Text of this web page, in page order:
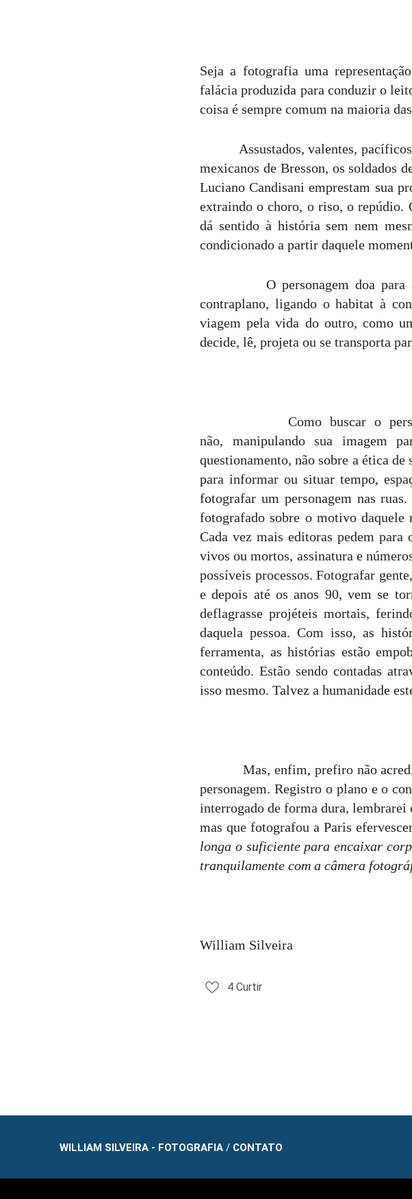
Seja a fotografia uma
falácia produzida para conduzir o
coisa é sempre comum na maioria
Assustados, valentes, pacíficos,
mexicanos de Bresson, os soldados
Luciano Candisani emprestam sua
extraindo o choro, o riso, o repúdio.
dá sentido à história sem nem
condicionado a partir daquele
O personagem doa para a
contraplano, ligando o habitat à
viagem pela vida do outro, como
decide, lê, projeta ou se transporta
Como buscar o
não, manipulando sua imagem
questionamento, não sobre a ética de
para informar ou situar tempo,
fotografar um personagem nas
fotografado sobre o motivo daquele
Cada vez mais editoras pedem para
vivos ou mortos, assinatura e
possíveis processos. Fotografar
e depois até os anos 90, vem se
deflagrasse projéteis mortais,
daquela pessoa. Com isso, as
ferramenta, as histórias estão
conteúdo. Estão sendo contadas
isso mesmo. Talvez a humanidade
Mas, enfim, prefiro não acreditar
personagem. Registro o plano e o
interrogado de forma dura,
mas que fotografou a Paris
longa o suficiente para encaixar
tranquilamente com a câmera
William Silveira
4 Curtir
WILLIAM SILVEIRA - FOTOGRAFIA / CONTATO